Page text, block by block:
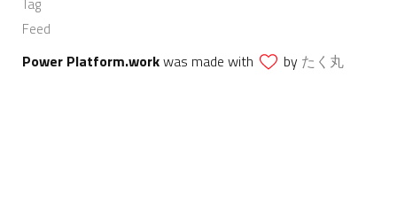
Feed
Power Platform.workwas made with by たく丸